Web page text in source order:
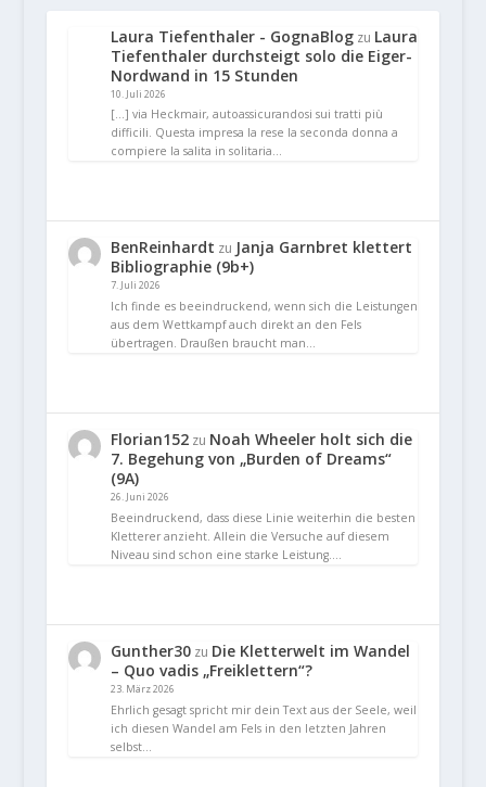
Laura Tiefenthaler - GognaBlogzu Laura
Tiefenthaler durchsteigt solo die Eiger-
Nordwand in 15 Stunden
10. Juli 2026
[…] via Heckmair, autoassicurandosi sui tratti più
difficili. Questa impresa la rese la seconda donna a
compiere la salita in solitaria…
BenReinhardt zu Janja Garnbret klettert
Bibliographie (9b+)
7. Juli 2026
Ich finde es beeindruckend, wenn sich die Leistungen
aus dem Wettkampf auch direkt an den Fels
übertragen. Draußen braucht man…
Florian152zu Noah Wheeler holt sich die
7. Begehung von „Burden of Dreams“
(9A)
26. Juni 2026
Beeindruckend, dass diese Linie weiterhin die besten
Kletterer anzieht. Allein die Versuche auf diesem
Niveau sind schon eine starke Leistung.…
Gunther30zu Die Kletterwelt im Wandel
– Quo vadis „Freiklettern“?
23. März 2026
Ehrlich gesagt spricht mir dein Text aus der Seele, weil
ich diesen Wandel am Fels in den letzten Jahren
selbst…